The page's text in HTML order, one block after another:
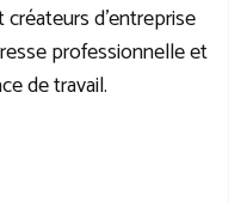
d’entreprise
professionnelle et
de travail.